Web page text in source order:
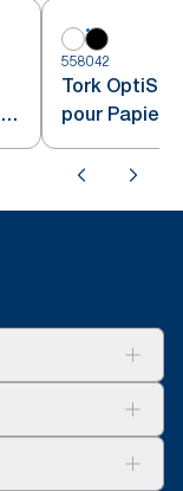
558042
Tork
pour Papier